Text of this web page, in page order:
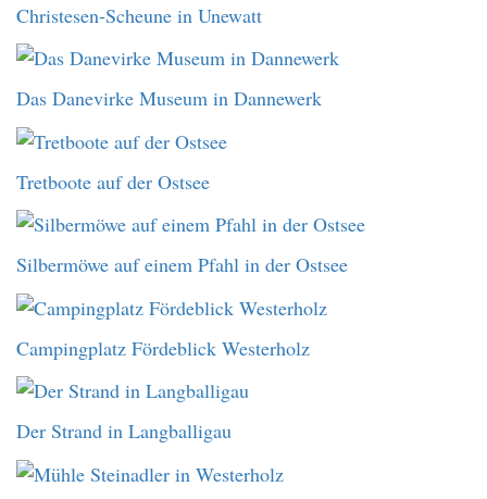
Christesen-Scheune in Unewatt
Das Danevirke Museum in Dannewerk
Tretboote auf der Ostsee
Silbermöwe auf einem Pfahl in der Ostsee
Campingplatz Fördeblick Westerholz
Der Strand in Langballigau